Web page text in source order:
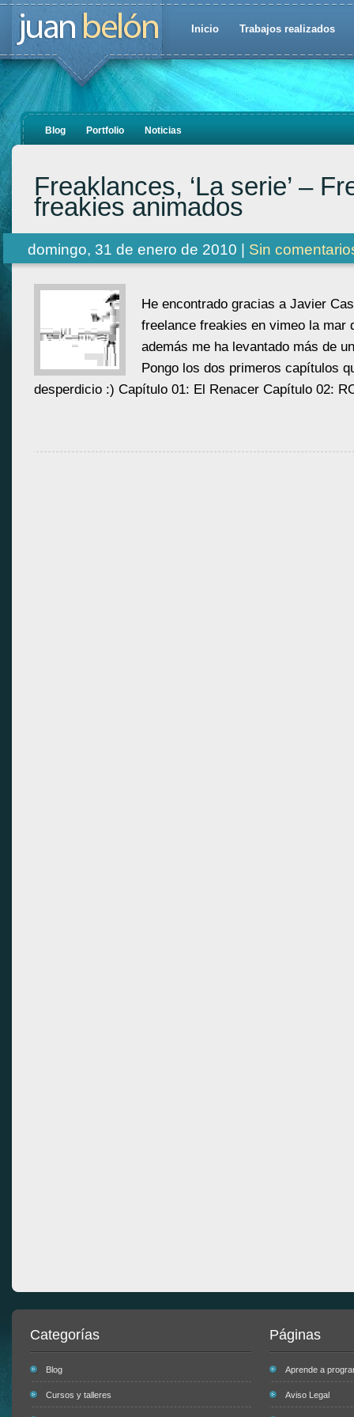
Inicio Trabajos realizados
Blog Portfolio Noticias
Freaklances, ‘La serie’ –
freakies animados
domingo, 31 de enero de 2010 | Sin
He encontrado gracias a Javier
freelance freakies en vimeo la mar
además me ha levantado más de
Pongo los dos primeros capítulos
desperdicio :) Capítulo 01: El Renacer Capítulo 02:
Categorías
Blog
Cursos y talleres
Páginas
Aprende a
Aviso Legal